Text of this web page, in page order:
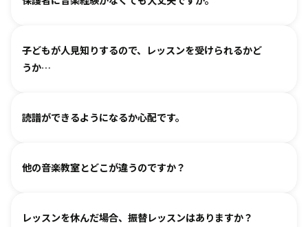
（楽器のレッスンを始める前の0〜3歳児コースは全国に約15
箇所ございます。）
基本は個人レッスンで、一人一人に合わせて指導しておりま
す。楽器に触れるのが初めてのお子様・ご家庭でも基礎から
グループレッスンやイベントなど、楽しくご参加いただける
る、というお声も多くいただいております。
子どもが人見知りするので、レッスンを受けられるかど
うか…
各指導者がお子様の個性に合わせて、安心して音楽を楽しん
ご覧いただき、徐々に慣れていただくのがおすすめです。お
読譜ができるようになるか心配です。
各指導者がお子様の様子を見ながら工夫をして指導していま
どを通して楽しみながら自然に読譜に慣れていきます。
他の音楽教室とどこが違うのですか？
言葉を身につけるのと同じように、まずはたくさん聴いて、
レッスンを休んだ場合、振替レッスンはありますか？